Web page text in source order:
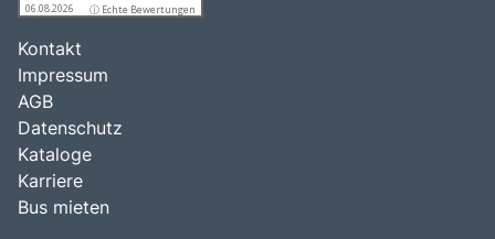
06.08.2026 ⓘ Echte Bewertungen
Kontakt
Impressum
AGB
Datenschutz
Kataloge
Karriere
Bus mieten